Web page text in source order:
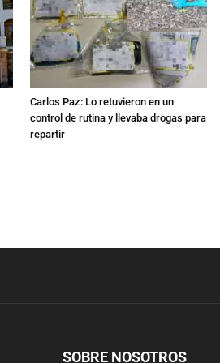
Carlos Paz: Lo retuvieron en un
control de rutina y llevaba drogas para
repartir
SOBRE NOSOTROS